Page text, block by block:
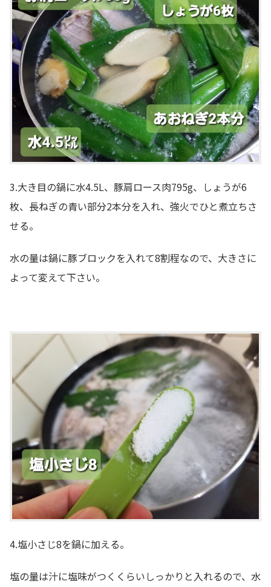
3.大き目の鍋に水4.5L、豚肩ロース肉795g、しょうが6
枚、長ねぎの青い部分2本分を入れ、強火でひと煮立ちさ
せる。
水の量は鍋に豚ブロックを入れて8割程なので、大きさに
よって変えて下さい。
4.塩小さじ8を鍋に加える。
塩の量は汁に塩味がつくくらいしっかりと入れるので、水